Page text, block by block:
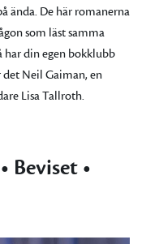
ända. De här romanerna
som läst samma
har din egen bokklubb
Neil Gaiman, en
Lisa Tallroth.
Beviset •